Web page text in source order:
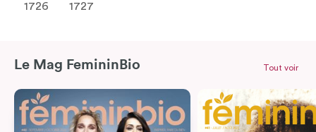
1726
1727
Le Mag FemininBio Tout voir